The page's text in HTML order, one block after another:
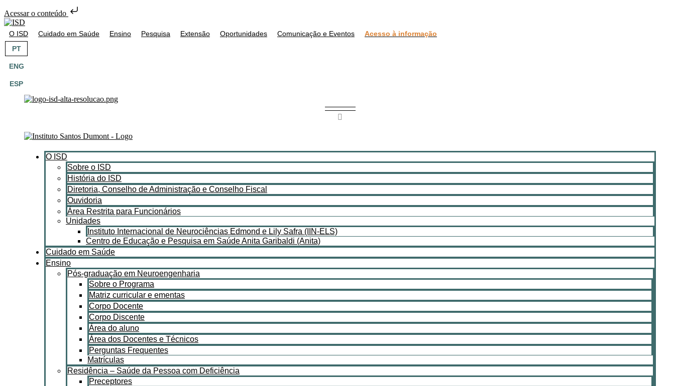
Acessar o conteúdo
O ISD Cuidado em Saúde Ensino Pesquisa Extensão Oportunidades Comunicação e Eventos
Acesso à informação
PT
ENG
ESP
O ISD
Sobre o ISD
História do ISD
Diretoria, Conselho de Administração e Conselho Fiscal
Ouvidoria
Área Restrita para Funcionários
Unidades
Instituto Internacional de Neurociências Edmond e Lily Safra (IIN-ELS)
Centro de Educação e Pesquisa em Saúde Anita Garibaldi (Anita)
Cuidado em Saúde
Ensino
Pós-graduação em Neuroengenharia
Sobre o Programa
Matriz curricular e ementas
Corpo Docente
Corpo Discente
Área do aluno
Área dos Docentes e Técnicos
Perguntas Frequentes
Matrículas
Residência – Saúde da Pessoa com Deficiência
Preceptores